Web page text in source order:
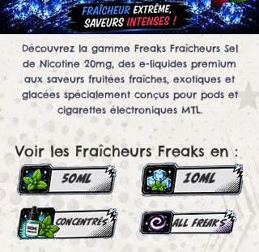
Découvrez la gamme Freaks Fraîcheurs Sel
de Nicotine 20mg, des e-liquides premium
aux saveurs fruitées fraîches, exotiques et
glacées spécialement conçus pour pods et
cigarettes électroniques MTL.
Voir les Fraîcheurs Freaks en :
50ml 10ml
concentrés all Freaks